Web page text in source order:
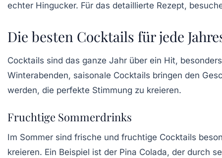
echter Hingucker. Für das detaillierte Rezept,
Die besten Cocktails für jede
Cocktails sind das ganze Jahr über ein Hit,
Winterabenden, saisonale Cocktails bringen den
werden, die perfekte Stimmung zu kreieren.
Fruchtige Sommerdrinks
Im Sommer sind frische und fruchtige Cocktails
kreieren. Ein Beispiel ist der Pina Colada, der durch